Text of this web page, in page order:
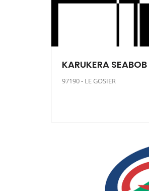
KARUKERA SEABOB
97190 - LE GOSIER